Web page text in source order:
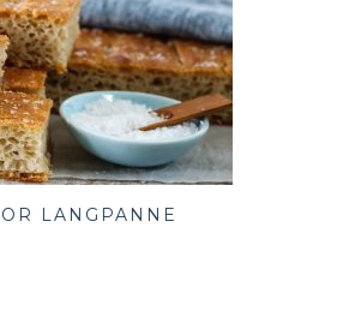
LANGPANNE